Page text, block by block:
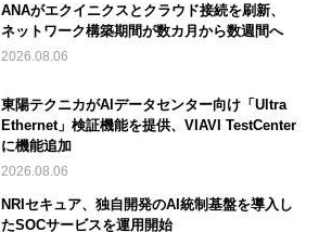
ANAがエクイニクスとクラウド接続を刷新、
ネットワーク構築期間が数カ月から数週間へ
2026.08.06
東陽テクニカがAIデータセンター向け「Ultra
Ethernet」検証機能を提供、VIAVI TestCenter
に機能追加
2026.08.06
NRIセキュア、独自開発のAI統制基盤を導入し
たSOCサービスを運用開始